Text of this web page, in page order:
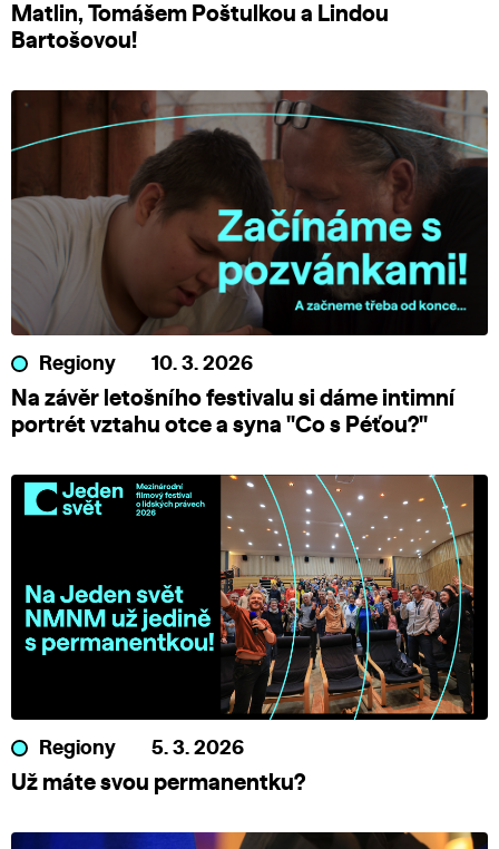
Matlin, Tomášem Poštulkou a Lindou
Bartošovou!
Regiony 10. 3. 2026
Na závěr letošního festivalu si dáme intimní
portrét vztahu otce a syna "Co s Péťou?"
Regiony 5. 3. 2026
Už máte svou permanentku?